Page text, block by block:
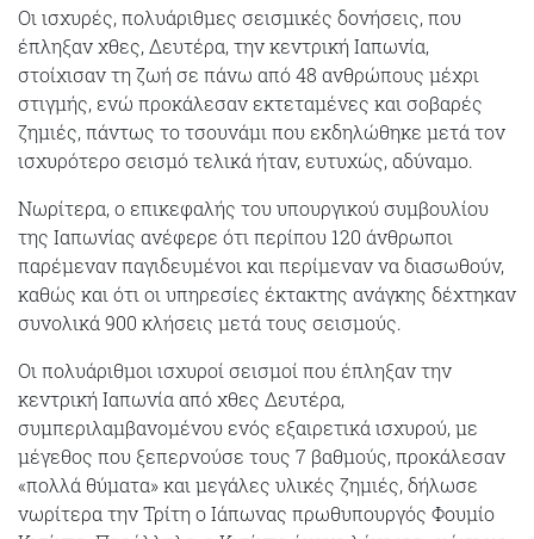
Οι ισχυρές, πολυάριθμες σεισμικές δονήσεις, που
έπληξαν χθες, Δευτέρα, την κεντρική Ιαπωνία,
στοίχισαν τη ζωή σε πάνω από 48 ανθρώπους μέχρι
στιγμής, ενώ προκάλεσαν εκτεταμένες και σοβαρές
ζημιές, πάντως το τσουνάμι που εκδηλώθηκε μετά τον
ισχυρότερο σεισμό τελικά ήταν, ευτυχώς, αδύναμο.
Νωρίτερα, ο επικεφαλής του υπουργικού συμβουλίου
της Ιαπωνίας ανέφερε ότι περίπου 120 άνθρωποι
παρέμεναν παγιδευμένοι και περίμεναν να διασωθούν,
καθώς και ότι οι υπηρεσίες έκτακτης ανάγκης δέχτηκαν
συνολικά 900 κλήσεις μετά τους σεισμούς.
Οι πολυάριθμοι ισχυροί σεισμοί που έπληξαν την
κεντρική Ιαπωνία από χθες Δευτέρα,
συμπεριλαμβανομένου ενός εξαιρετικά ισχυρού, με
μέγεθος που ξεπερνούσε τους 7 βαθμούς, προκάλεσαν
«πολλά θύματα» και μεγάλες υλικές ζημιές, δήλωσε
νωρίτερα την Τρίτη ο Ιάπωνας πρωθυπουργός Φουμίο